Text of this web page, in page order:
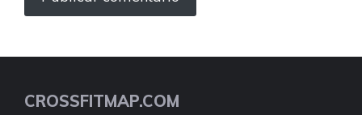
CROSSFITMAP.COM